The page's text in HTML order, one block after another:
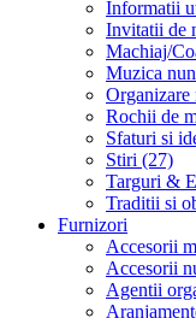
Informatii
Invitatii de
Machiaj/
Muzica
Rochii de
Sfaturi si
Stiri (27)
Targuri &
Traditii si
Furnizori
Accesorii
Accesorii
Agentii